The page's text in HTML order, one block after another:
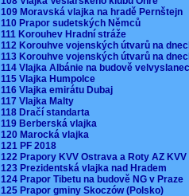
109 Moravská vlajka na hradě Pernštejn
110 Prapor sudetských Němců
111 Korouhev Hradní stráže
112 Korouhve vojenských útvarů na
113 Korouhve vojenských útvarů na
114 Vlajka Albánie na budově
115 Vlajka Humpolce
116 Vlajka emirátu Dubaj
117 Vlajka Malty
118 Dračí standarta
119 Berberská vlajka
120 Marocká vlajka
121 PF 2018
122 Prapory KVV Ostrava a Roty AZ
123 Prezidentská vlajka nad Hradem
124 Prapor Tibetu na budově NG v Praze
125 Prapor gminy Skoczów (Polsko)